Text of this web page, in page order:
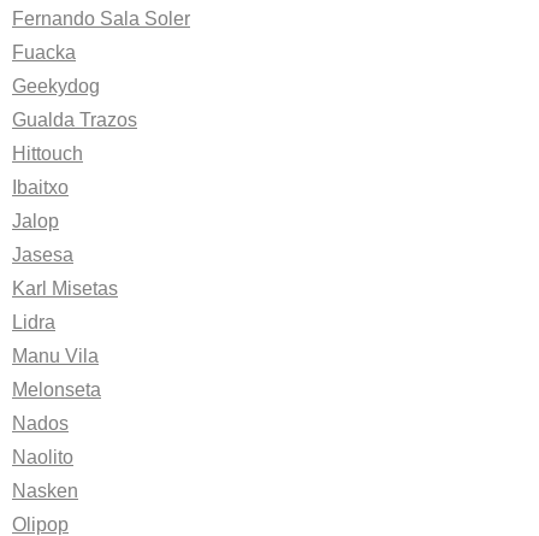
Fernando Sala Soler
Fuacka
Geekydog
Gualda Trazos
Hittouch
Ibaitxo
Jalop
Jasesa
Karl Misetas
Lidra
Manu Vila
Melonseta
Nados
Naolito
Nasken
Olipop